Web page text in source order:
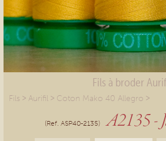
Fils à broder
Fils > Aurifil > Coton Mako 40 Allegro >
(Ref. ASP40-2135) A2135 -